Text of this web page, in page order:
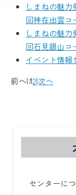
しまねの魅
回神在出雲コ
しまねの魅
回石見銀山コ
イベント情報
前へ|1|2|次へ
センターに